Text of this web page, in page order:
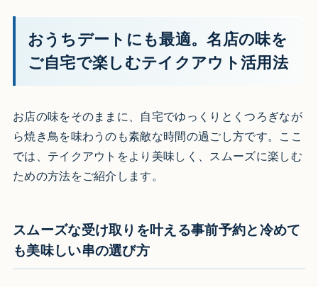
おうちデートにも最適。名店の味を
ご自宅で楽しむテイクアウト活用法
お店の味をそのままに、自宅でゆっくりとくつろぎなが
ら焼き鳥を味わうのも素敵な時間の過ごし方です。ここ
では、テイクアウトをより美味しく、スムーズに楽しむ
ための方法をご紹介します。
スムーズな受け取りを叶える事前予約と冷めて
も美味しい串の選び方